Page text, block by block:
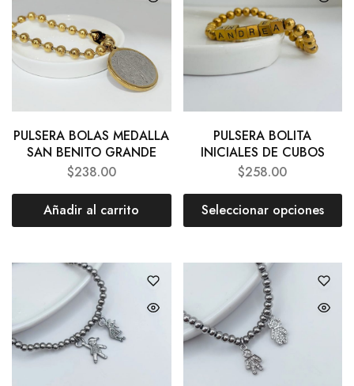
PULSERA BOLAS MEDALLA
SAN BENITO GRANDE
$238.00
Añadir al carrito
PULSERA BOLITA
INICIALES DE CUBOS
$258.00
Seleccionar opciones